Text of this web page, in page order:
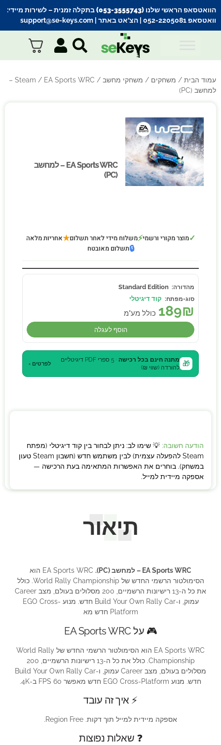
הוואטסאפ הראשי שלנו (053-3555743) בתקלה זמנית
– לשירות מיידי:
וואטסאפ 052-2205081
| הצ’אט באתר | support@se-keys.com
עמוד הבית / משחקים / משחקי מחשב /
Steam
/ EA Sports WRC –
למחשב (PC)
EA Sports WRC – למחשב
(PC)
EA Sports WRC – למחשב
(PC)
✓מוצר מקורי ורשמי⚡משלוח מידי לאחר תשלום★אחריות מלאה
🔒תשלום מאובטח
Standard Edition
קוד דיגיטלי
189₪ כולל מע"מ
הוסף לעגלה
🎁 מתנה חינם בכל רכישה
· 5 ספרי PDF דיגיטליים
להורדה (שווי ₪)
לפרטים ›
הודעה חשובה: 💡 שימו לב: ניתן לבחור בין קוד דיגיטלי (מפתח
Steam להפעלה עצמית) לבין משתמש חדש (חשבון Steam טעון
במשחק). בוחרים את האפשרות המתאימה בעת הרכישה —
אספקה מיידית למייל.
תיאור
EA Sports WRC – למחשב (PC).
EA Sports WRC הוא
הסימולטור הרשמי החדש של World Rally Championship. כולל
את כל ה-13 רישיונות הרשמיים, 200 מסלולים בעולם, מצב Career
עמוק, ו-Build Your Own Rally Car חדש. מנוע EGO Cross-
Platform חדש מא
🎮 על EA Sports WRC
EA Sports WRC הוא הסימולטור הרשמי החדש של World Rally
Championship. כולל את כל ה-13 רישיונות הרשמיים, 200
מסלולים בעולם, מצב Career עמוק, ו-Build Your Own Rally Car
חדש. מנוע EGO Cross-Platform חדש מאפשר 60 FPS ב-4K.
⚡ איך זה עובד
אספקה מיידית למייל תוך דקות. Region Free.
❓ שאלות נפוצות